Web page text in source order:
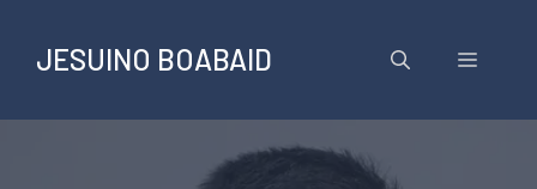
conteúdo
JESUINO BOABAID Menu